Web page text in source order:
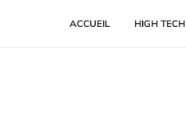
ACCUEIL HIGH TECH